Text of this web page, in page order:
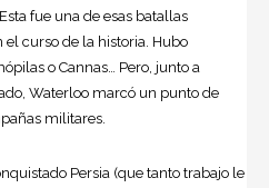
fue una de esas batallas
curso de la historia. Hubo
o Cannas… Pero, junto a
Waterloo marcó un punto de
militares.
Persia (que tanto trabajo le